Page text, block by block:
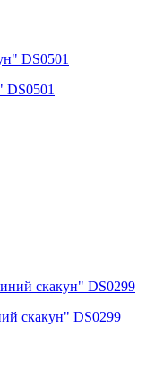
DS0501
скакун" DS0299